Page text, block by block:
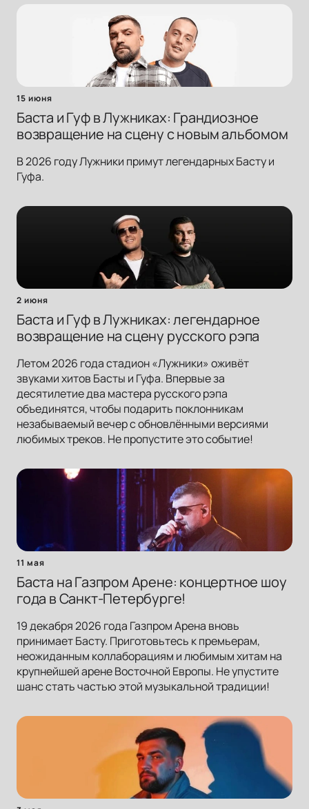
15 июня
Баста и Гуф в Лужниках: Грандиозное
возвращение на сцену с новым альбомом
В 2026 году Лужники примут легендарных Басту и
Гуфа.
2 июня
Баста и Гуф в Лужниках: легендарное
возвращение на сцену русского рэпа
Летом 2026 года стадион «Лужники» оживёт
звуками хитов Басты и Гуфа. Впервые за
десятилетие два мастера русского рэпа
объединятся, чтобы подарить поклонникам
незабываемый вечер с обновлёнными версиями
любимых треков. Не пропустите это событие!
11 мая
Баста на Газпром Арене: концертное шоу
года в Санкт-Петербурге!
19 декабря 2026 года Газпром Арена вновь
принимает Басту. Приготовьтесь к премьерам,
неожиданным коллаборациям и любимым хитам на
крупнейшей арене Восточной Европы. Не упустите
шанс стать частью этой музыкальной традиции!